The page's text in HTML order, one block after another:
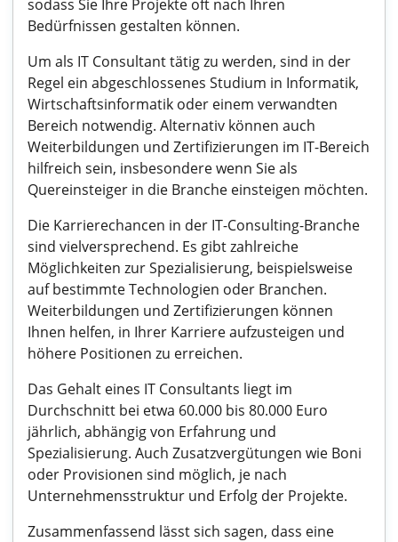
sodass Sie Ihre Projekte oft nach Ihren
Bedürfnissen gestalten können.
Um als IT Consultant tätig zu werden, sind in der
Regel ein abgeschlossenes Studium in Informatik,
Wirtschaftsinformatik oder einem verwandten
Bereich notwendig. Alternativ können auch
Weiterbildungen und Zertifizierungen im IT-Bereich
hilfreich sein, insbesondere wenn Sie als
Quereinsteiger in die Branche einsteigen möchten.
Die Karrierechancen in der IT-Consulting-Branche
sind vielversprechend. Es gibt zahlreiche
Möglichkeiten zur Spezialisierung, beispielsweise
auf bestimmte Technologien oder Branchen.
Weiterbildungen und Zertifizierungen können
Ihnen helfen, in Ihrer Karriere aufzusteigen und
höhere Positionen zu erreichen.
Das Gehalt eines IT Consultants liegt im
Durchschnitt bei etwa 60.000 bis 80.000 Euro
jährlich, abhängig von Erfahrung und
Spezialisierung. Auch Zusatzvergütungen wie Boni
oder Provisionen sind möglich, je nach
Unternehmensstruktur und Erfolg der Projekte.
Zusammenfassend lässt sich sagen, dass eine